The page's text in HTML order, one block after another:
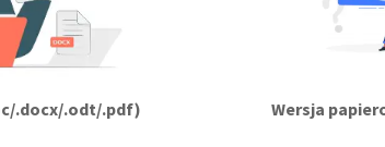
.docx/.odt/.pdf) Wersja